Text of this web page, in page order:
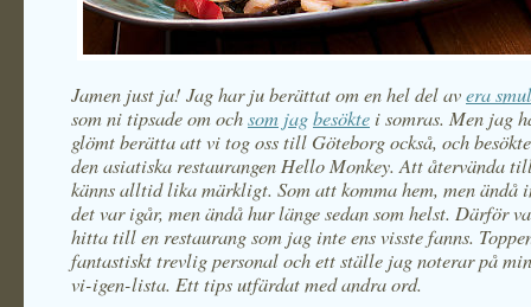
Jamen just ja! Jag har ju berättat om en hel del avera
som ni tipsade om ochsom jagbesökte i somras. Men jag
glömt berätta att vi tog oss till Göteborg också, och
den asiatiska restaurangen Hello Monkey. Att återvända
känns alltid lika märkligt. Som att komma hem, men ändå
det var igår, men ändå hur länge sedan som helst. Därför
hitta till en restaurang som jag inte ens visste fanns.
fantastiskt trevlig personal och ett ställe jag noterar på
vi-igen-lista. Ett tips utfärdat med andra ord.